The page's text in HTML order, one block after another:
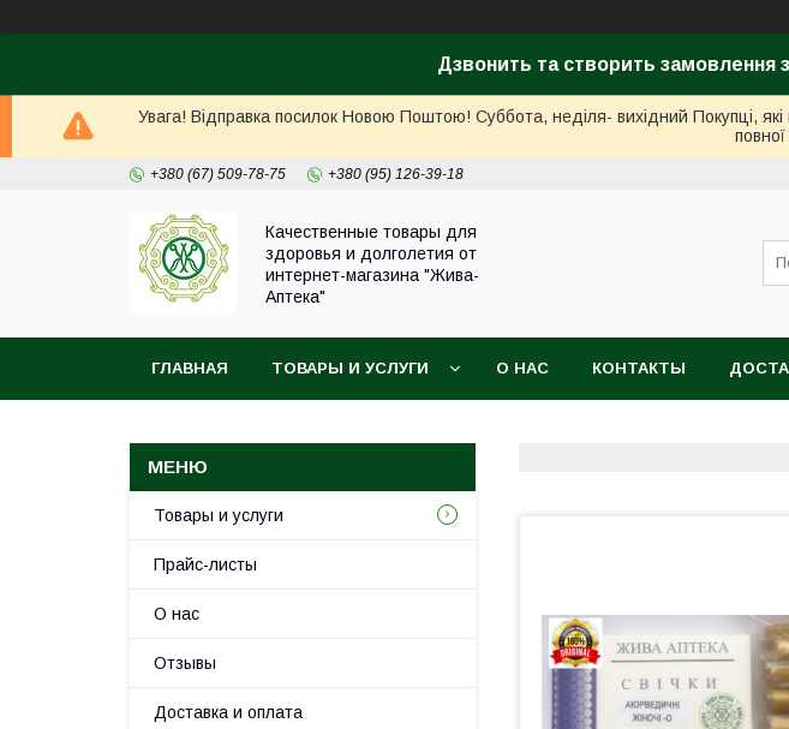
Дзвонить та створить замовлення
Увага! Відправка посилок Новою Поштою! Суббота, неділя- вихідний Покупці,
+380 (67) 509-78-75 +380 (95) 126-39-18
Качественные товары для
здоровья и долголетия от
интернет-магазина "Жива-
Аптека"
ГЛАВНАЯ ТОВАРЫ И УСЛУГИ О НАС КОНТАКТЫ
Товары и услуги
Прайс-листы
О нас
Отзывы
Доставка и оплата